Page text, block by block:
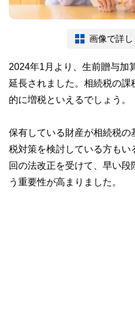
画像で詳し
2024年1月より、生前贈与加
延長されました。相続税の
的に増税といえるでしょう。
保有している財産が相続税
税対策を検討している方もい
回の法改正を受けて、早い
う重要性が高まりました。